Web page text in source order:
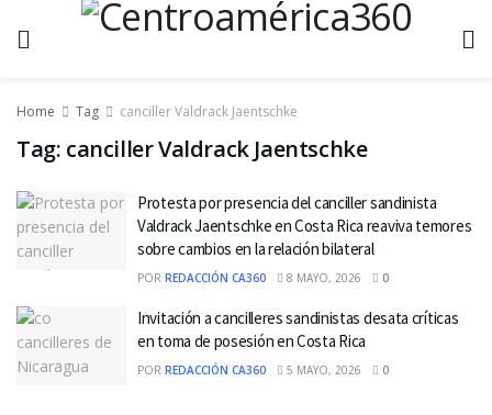
Home Tag canciller Valdrack Jaentschke
Tag: canciller Valdrack Jaentschke
Protesta por presencia del canciller sandinista
Valdrack Jaentschke en Costa Rica reaviva temores
sobre cambios en la relación bilateral
POR REDACCIÓN CA360 8 MAYO, 2026 0
Invitación a cancilleres sandinistas desata críticas
en toma de posesión en Costa Rica
POR REDACCIÓN CA360 5 MAYO, 2026 0